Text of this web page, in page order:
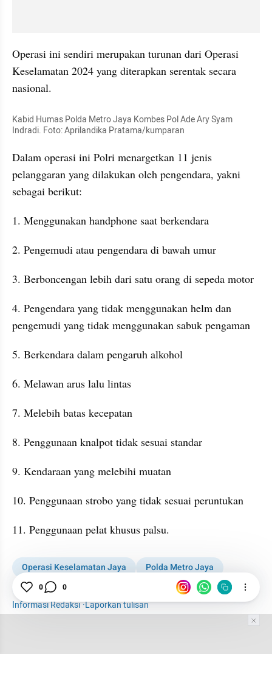
Operasi ini sendiri merupakan turunan dari Operasi
Keselamatan 2024 yang diterapkan serentak secara
nasional.
Kabid Humas Polda Metro Jaya Kombes Pol Ade Ary Syam
Indradi. Foto: Aprilandika Pratama/kumparan
Dalam operasi ini Polri menargetkan 11 jenis
pelanggaran yang dilakukan oleh pengendara, yakni
sebagai berikut:
1. Menggunakan handphone saat berkendara
2. Pengemudi atau pengendara di bawah umur
3. Berboncengan lebih dari satu orang di sepeda motor
4. Pengendara yang tidak menggunakan helm dan
pengemudi yang tidak menggunakan sabuk pengaman
5. Berkendara dalam pengaruh alkohol
6. Melawan arus lalu lintas
7. Melebih batas kecepatan
8. Penggunaan knalpot tidak sesuai standar
9. Kendaraan yang melebihi muatan
10. Penggunaan strobo yang tidak sesuai peruntukan
11. Penggunaan pelat khusus palsu.
Operasi Keselamatan Jaya
Polda Metro Jaya
Sabuk pengaman
Informasi Redaksi·Laporkan tulisan
0 0